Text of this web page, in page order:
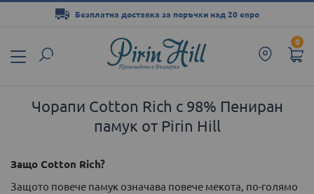
0
Безплатна доставка за поръчки над 20 евро
съдържанието
Чорапи Cotton Rich с 98% Пениран
памук от Pirin Hill
Защо Cotton Rich?
Защото повече памук означава повече мекота, по-голямо